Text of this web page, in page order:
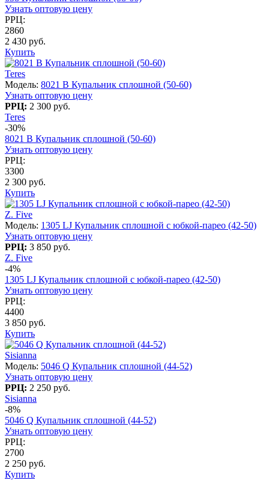
Узнать оптовую цену
РРЦ:
2860
2 430 руб.
Купить
Teres
Модель: 8021 B Купальник сплошной (50-60)
Узнать оптовую цену
РРЦ: 2 300 руб.
Teres
-30%
8021 B Купальник сплошной (50-60)
Узнать оптовую цену
РРЦ:
3300
2 300 руб.
Купить
Z. Five
Модель: 1305 LJ Купальник сплошной с юбкой-парео (42-50)
Узнать оптовую цену
РРЦ: 3 850 руб.
Z. Five
-4%
1305 LJ Купальник сплошной с юбкой-парео (42-50)
Узнать оптовую цену
РРЦ:
4400
3 850 руб.
Купить
Sisianna
Модель: 5046 Q Купальник сплошной (44-52)
Узнать оптовую цену
РРЦ: 2 250 руб.
Sisianna
-8%
5046 Q Купальник сплошной (44-52)
Узнать оптовую цену
РРЦ:
2700
2 250 руб.
Купить